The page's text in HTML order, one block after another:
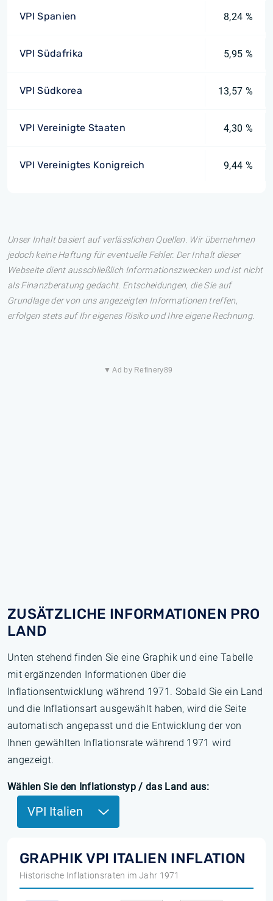
VPI Spanien 8,24 %
VPI Südafrika 5,95 %
VPI Südkorea 13,57 %
VPI Vereinigte Staaten 4,30 %
VPI Vereinigtes Konigreich 9,44 %
Unser Inhalt basiert auf verlässlichen Quellen. Wir übernehmen
jedoch keine Haftung für eventuelle Fehler. Der Inhalt dieser
Webseite dient ausschließlich Informationszwecken und ist nicht
als Finanzberatung gedacht. Entscheidungen, die Sie auf
Grundlage der von uns angezeigten Informationen treffen,
erfolgen stets auf Ihr eigenes Risiko und Ihre eigene Rechnung.
▼ Ad by Refinery89
ZUSÄTZLICHE INFORMATIONEN PRO
LAND
Unten stehend finden Sie eine Graphik und eine Tabelle
mit ergänzenden Informationen über die
Inflationsentwicklung während 1971. Sobald Sie ein Land
und die Inflationsart ausgewählt haben, wird die Seite
automatisch angepasst und die Entwicklung der von
Ihnen gewählten Inflationsrate während 1971 wird
angezeigt.
Wählen Sie den Inflationstyp / das Land aus:
VPI Italien
GRAPHIK VPI ITALIEN INFLATION
Historische Inflationsraten im Jahr 1971